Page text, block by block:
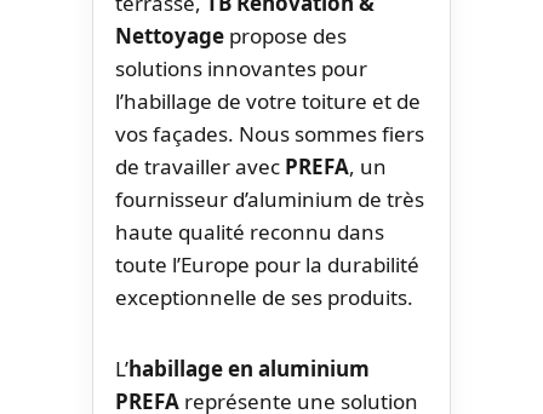
Nettoyage propose des
solutions innovantes pour
l’habillage de votre toiture et de
vos façades. Nous sommes fiers
de travailler avec PREFA, un
fournisseur d’aluminium de très
haute qualité reconnu dans
toute l’Europe pour la durabilité
exceptionnelle de ses produits.
L’habillage en aluminium
PREFA représente une solution